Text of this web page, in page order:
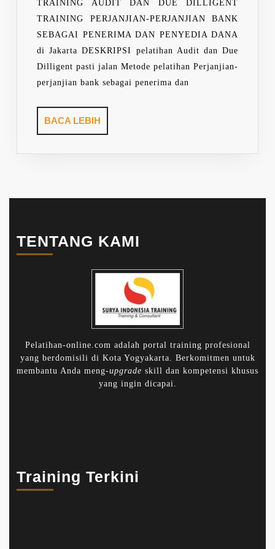
TRAINING AUDIT DAN DUE DILLIGENT
TRAINING PERJANJIAN-PERJANJIAN BANK
SEBAGAI PENERIMA DAN PENYEDIA DANA
di Jakarta DESKRIPSI pelatihan Audit dan Due
Dilligent pasti jalan Metode pelatihan Perjanjian-
perjanjian bank sebagai penerima dan
BACA LEBIH
LEBIH
TENTANG KAMI
Pelatihan-online.com adalah portal training profesional
yang berdomisili di Kota Yogyakarta. Berkomitmen untuk
membantu Anda meng-upgrade skill dan kompetensi khusus
yang ingin dicapai.
Training Terkini